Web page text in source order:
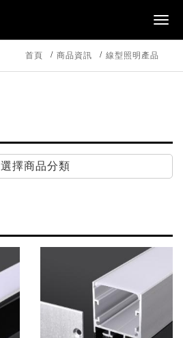
首頁 商品資訊 線型照明產品
選擇商品分類